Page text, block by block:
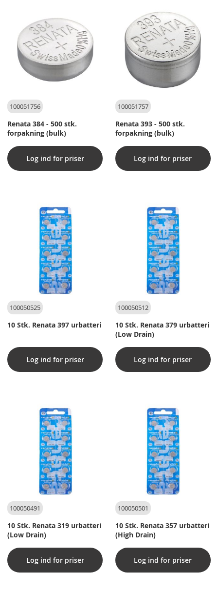
100051756
Renata 384 - 500 stk.
forpakning (bulk)
Log ind for priser
100051757
Renata 393 - 500 stk.
forpakning (bulk)
Log ind for priser
100050525
10 Stk. Renata 397 urbatteri
Log ind for priser
100050512
10 Stk. Renata 379 urbatteri
(Low Drain)
Log ind for priser
100050491
10 Stk. Renata 319 urbatteri
(Low Drain)
Log ind for priser
100050501
10 Stk. Renata 357 urbatteri
(High Drain)
Log ind for priser